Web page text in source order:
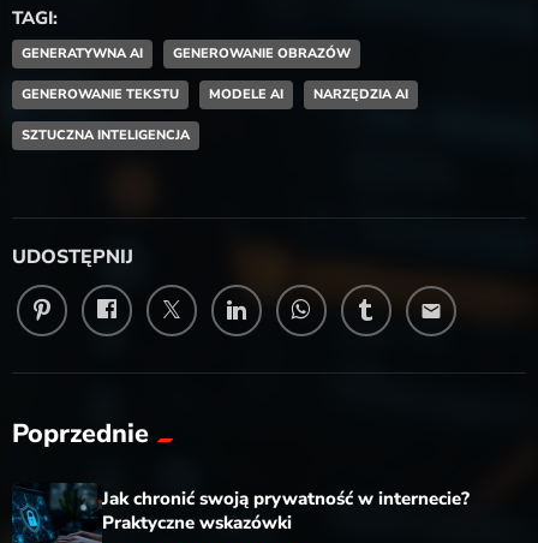
TAGI:
GENERATYWNA AI GENEROWANIE OBRAZÓW
GENEROWANIE TEKSTU MODELE AI NARZĘDZIA AI
SZTUCZNA INTELIGENCJA
UDOSTĘPNIJ
email
Poprzednie
Jak chronić swoją prywatność w internecie?
Praktyczne wskazówki